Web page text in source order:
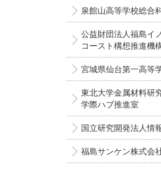
泉館山高等学校総合
公益財団法人福島イ
コースト構想推進機
宮城県仙台第一高等
東北大学金属材料研
学際ハブ推進室
国立研究開発法人情
福島サンケン株式会